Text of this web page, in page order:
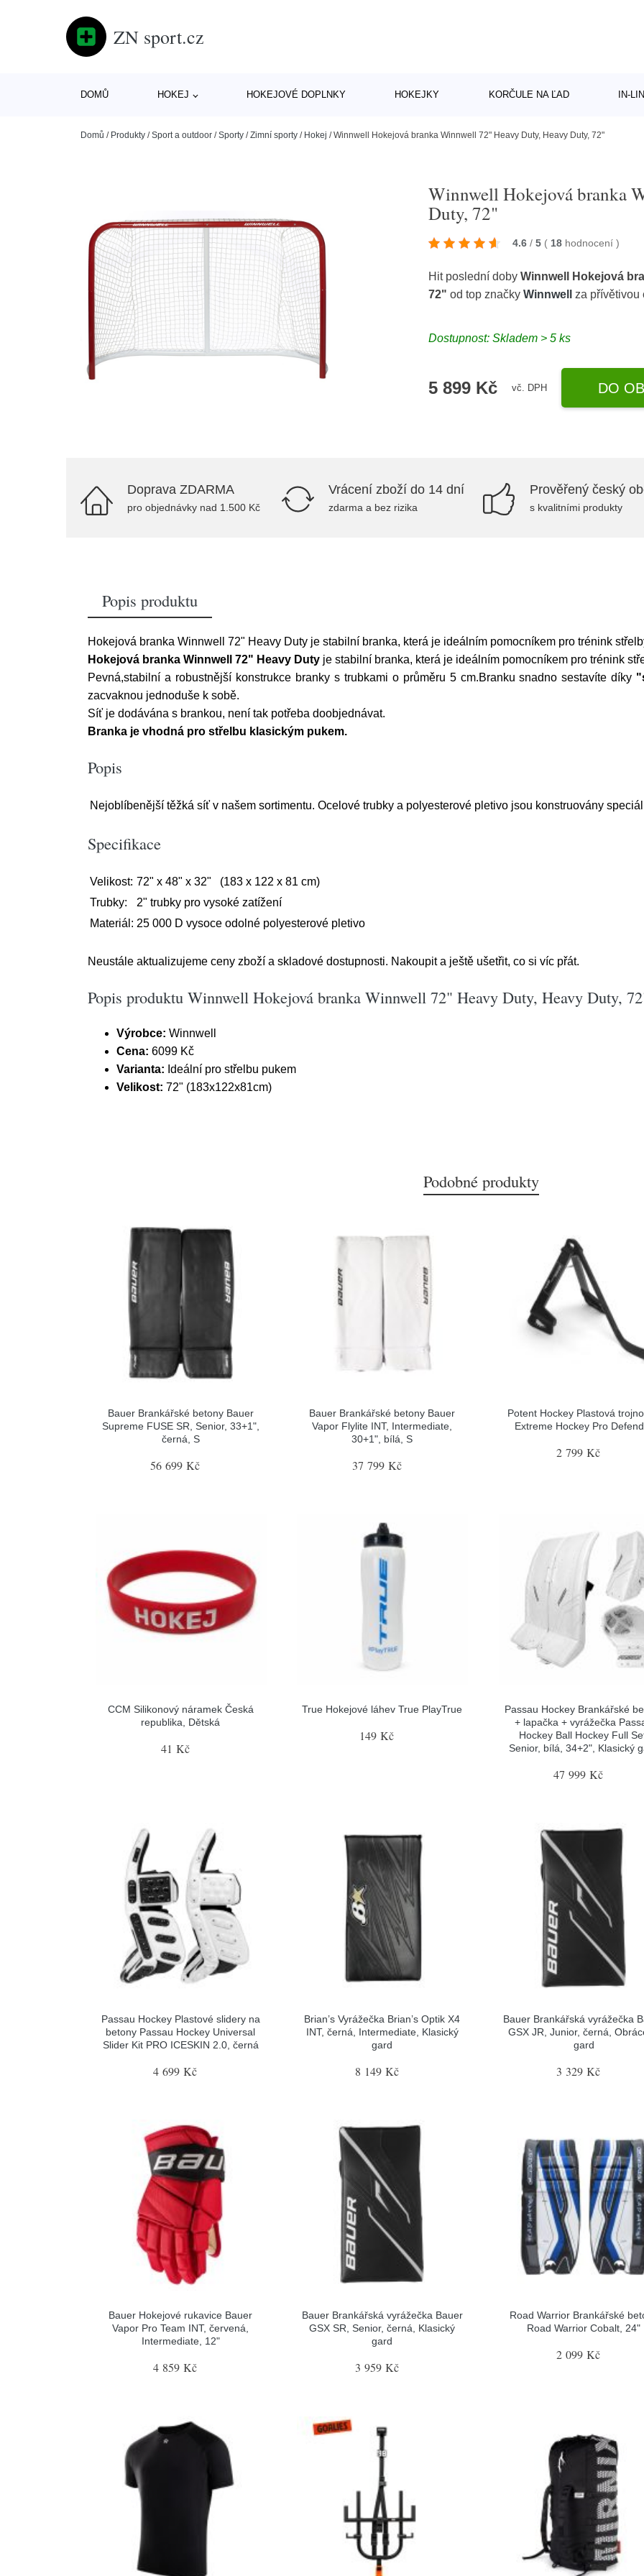
ZN sport.cz
DOMŮ HOKEJ HOKEJOVÉ DOPLNKY HOKEJKY KORČULE NA ĽAD IN-
Domů / Produkty /Sport a outdoor /Sporty /Zimní sporty / Hokej /Winnwell Hokejová branka Winnwell 72" Heavy Duty, Heavy Duty, 72"
Winnwell Hokejová branka
Duty, 72"
4.6 / 5 ( 18 hodnocení)
Hit poslední dobyWinnwell Hokejová
72" od top značkyWinnwell za
Dostupnost: Skladem > 5 ks
5 899 Kč vč. DPH DO
Doprava ZDARMA
pro objednávky nad 1.500 Kč
Vrácení zboží do 14 dní
zdarma a bez rizika
Prověřený český
s kvalitními produkty
Popis produktu
Hokejová branka Winnwell 72" Heavy Duty je stabilní branka, která je ideálním pomocníkem pro trénink
Hokejová branka Winnwell 72" Heavy Duty je stabilní branka, která je ideálním pomocníkem pro trénink
Pevná,stabilní a robustnější konstrukce branky s trubkami o průměru 5 cm.Branku snadno sestavíte díky
zacvaknou jednoduše k sobě.
Síť je dodávána s brankou, není tak potřeba doobjednávat.
Branka je vhodná pro střelbu klasickým pukem.
Popis
Nejoblíbenější těžká síť v našem sortimentu. Ocelové trubky a polyesterové pletivo jsou konstruovány
Specifikace
Velikost: 72" x 48" x 32" (183 x 122 x 81 cm)
Trubky:
2" trubky pro vysoké zatížení
Materiál: 25 000 D vysoce odolné polyesterové pletivo
Neustále aktualizujeme ceny zboží a skladové dostupnosti. Nakoupit a ještě ušetřit, co si víc přát.
Popis produktu Winnwell Hokejová branka Winnwell 72" Heavy Duty, Heavy Duty,
Výrobce: Winnwell
Cena: 6099 Kč
Varianta: Ideální pro střelbu pukem
Velikost: 72" (183x122x81cm)
Podobné produkty
Bauer Brankářské betony Bauer
Supreme FUSE SR, Senior, 33+1",
černá, S
56 699 Kč
Bauer Brankářské betony Bauer
Vapor Flylite INT, Intermediate,
30+1", bílá, S
37 799 Kč
Potent Hockey Plastová
Extreme Hockey Pro
2 799 Kč
CCM Silikonový náramek Česká
republika, Dětská
41 Kč
True Hokejové láhev True PlayTrue
149 Kč
Passau Hockey Brankářské
+ lapačka + vyrážečka
Hockey Ball Hockey Full
Senior, bílá, 34+2", Klasický
47 999 Kč
Passau Hockey Plastové slidery na
betony Passau Hockey Universal
Slider Kit PRO ICESKIN 2.0, černá
4 699 Kč
Brian’s Vyrážečka Brian’s Optik X4
INT, černá, Intermediate, Klasický
gard
8 149 Kč
Bauer Brankářská vyrážečka
GSX JR, Junior, černá,
gard
3 329 Kč
Bauer Hokejové rukavice Bauer
Vapor Pro Team INT, červená,
Intermediate, 12"
4 859 Kč
Bauer Brankářská vyrážečka Bauer
GSX SR, Senior, černá, Klasický
gard
3 959 Kč
Road Warrior Brankářské
Road Warrior Cobalt, 24"
2 099 Kč